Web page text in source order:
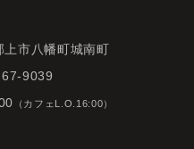
市八幡町城南町
9039
（カフェL.O.16:00）